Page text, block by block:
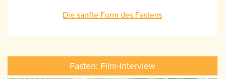
Die sanfte Form des Fastens
Fasten: Film-Interview